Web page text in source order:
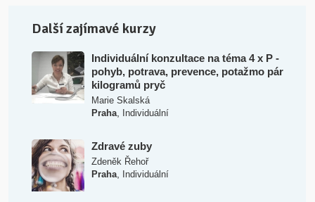
Další zajímavé kurzy
Individuální konzultace na téma 4 x P -
pohyb, potrava, prevence, potažmo pár
kilogramů pryč
Marie Skalská
Praha, Individuální
Zdravé zuby
Zdeněk Řehoř
Praha, Individuální